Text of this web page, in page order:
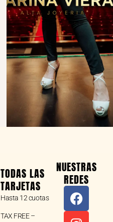
TODAS LAS
TARJETAS
Hasta 12 cuotas
TAX FREE –
NUESTRAS
REDES
F
a
c
I
n
s
W
h
a